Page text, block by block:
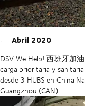
Abril 2020
DSV We Help! 西班牙加
carga prioritaria y
desde 3 HUBS en China
Guangzhou (CAN)